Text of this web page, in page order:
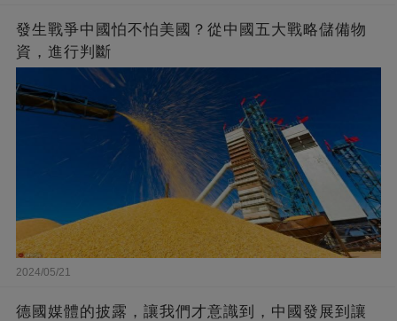
發生戰爭中國怕不怕美國？從中國五大戰略儲備物
資，進行判斷
2024/05/21
德國媒體的披露，讓我們才意識到，中國發展到讓